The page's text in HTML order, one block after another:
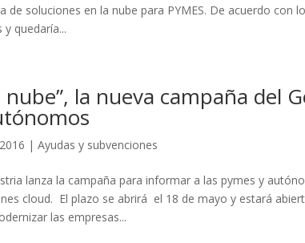
de soluciones en la nube para PYMES. De acuerdo con
quedaría...
nube”, la nueva campaña del
|Ayudas y subvenciones
lanza la campaña para informar a las pymes y
cloud. El plazo se abrirá el 18 de mayo y estará
las empresas...